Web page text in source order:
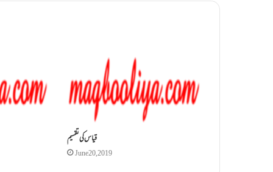
قیاس کی تقسیم
June 20, 2019